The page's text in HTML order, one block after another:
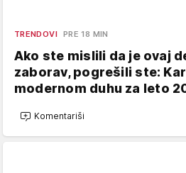
TRENDOVI PRE 18 MIN
Ako ste mislili da je ovaj
zaborav, pogrešili ste:
modernom duhu za leto
Komentariši